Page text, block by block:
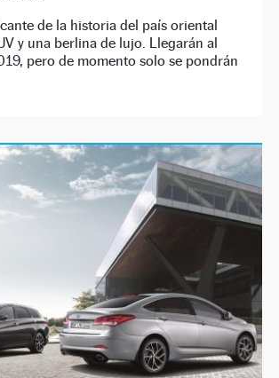
de la historia del país oriental
y una berlina de lujo. Llegarán al
pero de momento solo se pondrán